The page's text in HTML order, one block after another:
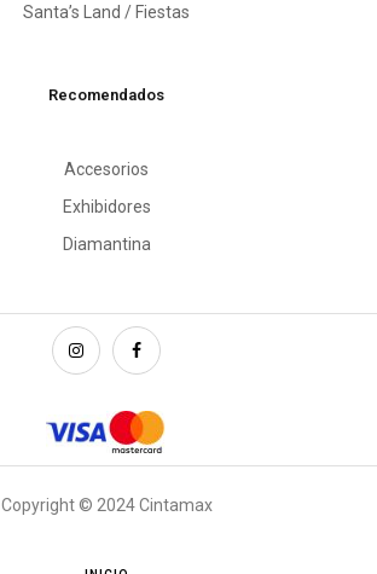
Santa’s Land / Fiestas
Recomendados
Accesorios
Exhibidores
Diamantina
Copyright © 2024 Cintamax